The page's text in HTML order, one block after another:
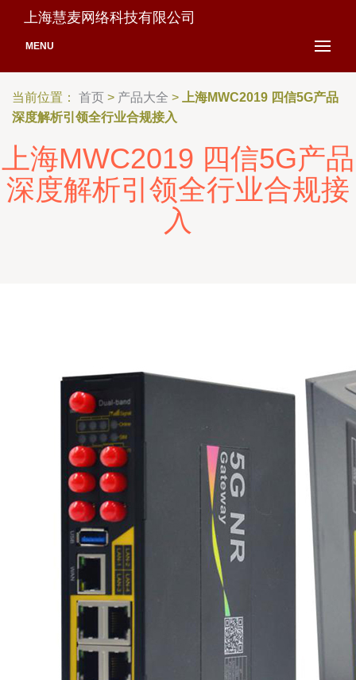
上海慧麦网络科技有限公司
MENU
当前位置： 首页 > 产品大全 >
上海MWC2019 四信5G产品
深度解析引领全行业合规接入
上海MWC2019 四信5G产品
深度解析引领全行业合规接
入